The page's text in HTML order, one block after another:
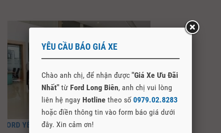
FORD YÊN BÁI – MUA BÁN XE FORD TẠI YÊN BÁI
YÊU CẦU BÁO GIÁ XE
Chào anh chị, để nhận được "Giá Xe Ưu Đãi
Nhất" từ Ford Long Biên, anh chị vui lòng
liên hệ ngay Hotline theo số 0979.02.8283
hoặc điền thông tin vào form báo giá dưới
đây. Xin cảm ơn!